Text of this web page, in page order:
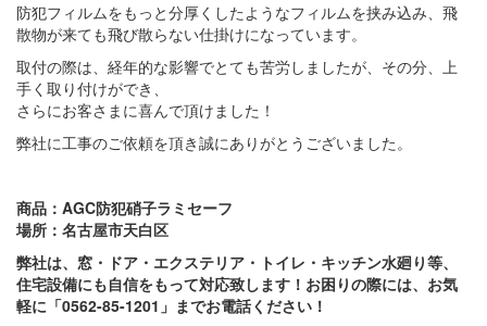
防犯フィルムをもっと分厚くしたようなフィルムを挟み込み、飛
散物が来ても飛び散らない仕掛けになっています。
取付の際は、経年的な影響でとても苦労しましたが、その分、上
手く取り付けができ、
さらにお客さまに喜んで頂けました！
弊社に工事のご依頼を頂き誠にありがとうございました。
商品：AGC防犯硝子ラミセーフ
場所：名古屋市天白区
弊社は、窓・ドア・エクステリア・トイレ・キッチン水廻り等、
住宅設備にも自信をもって対応致します！お困りの際には、お気
軽に「0562-85-1201」までお電話ください！